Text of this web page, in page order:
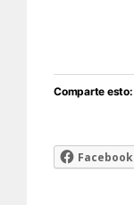
Comparte esto:
Facebook